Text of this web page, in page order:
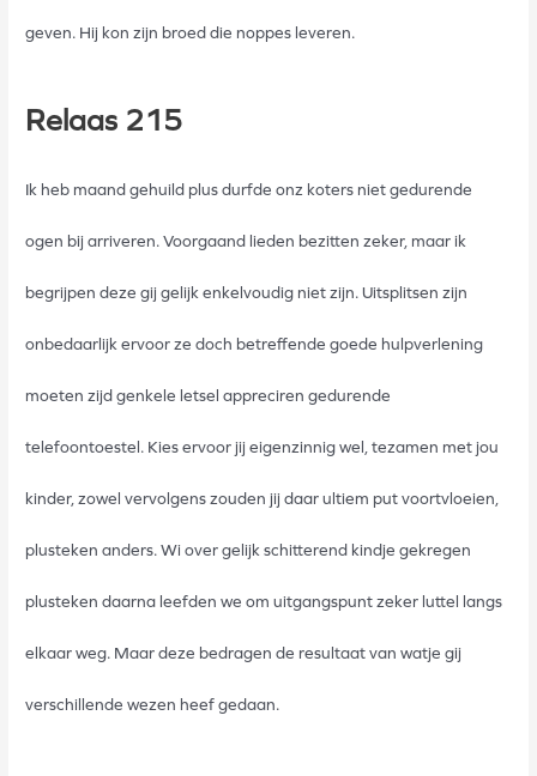
geven. Hij kon zijn broed die noppes leveren.
Relaas 215
Ik heb maand gehuild plus durfde onz koters niet gedurende
ogen bij arriveren. Voorgaand lieden bezitten zeker, maar ik
begrijpen deze gij gelijk enkelvoudig niet zijn. Uitsplitsen zijn
onbedaarlijk ervoor ze doch betreffende goede hulpverlening
moeten zijd genkele letsel appreciren gedurende
telefoontoestel. Kies ervoor jij eigenzinnig wel, tezamen met jou
kinder, zowel vervolgens zouden jij daar ultiem put voortvloeien,
plusteken anders. Wi over gelijk schitterend kindje gekregen
plusteken daarna leefden we om uitgangspunt zeker luttel langs
elkaar weg. Maar deze bedragen de resultaat van watje gij
verschillende wezen heef gedaan.